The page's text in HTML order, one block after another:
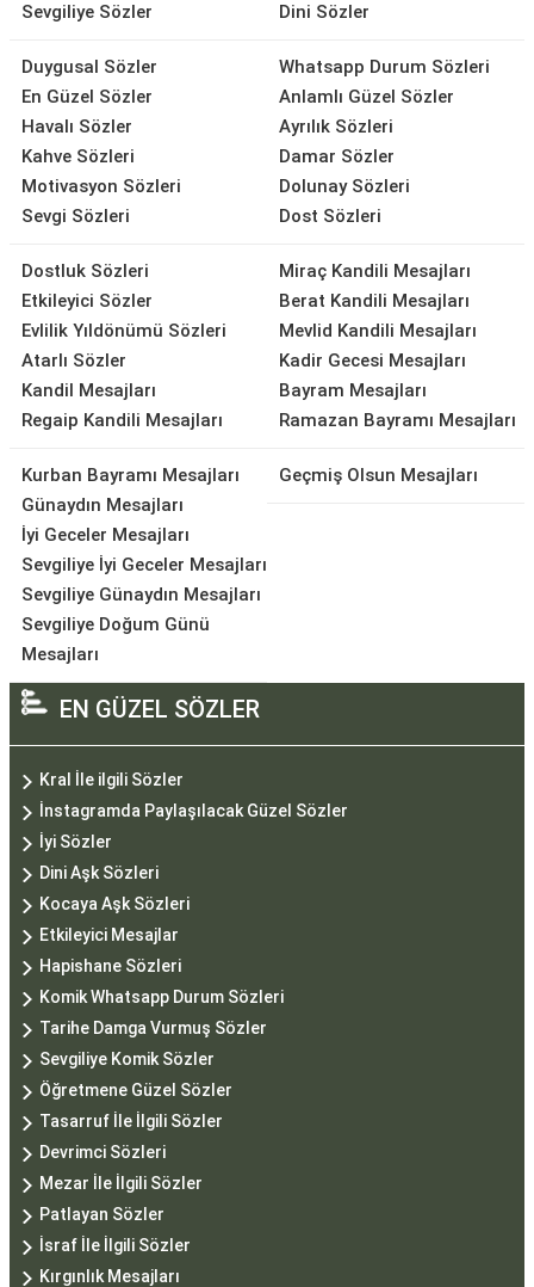
Sevgiliye Sözler
Dini Sözler
Duygusal Sözler
En Güzel Sözler
Havalı Sözler
Kahve Sözleri
Motivasyon Sözleri
Sevgi Sözleri
Whatsapp Durum Sözleri
Anlamlı Güzel Sözler
Ayrılık Sözleri
Damar Sözler
Dolunay Sözleri
Dost Sözleri
Dostluk Sözleri
Etkileyici Sözler
Evlilik Yıldönümü Sözleri
Atarlı Sözler
Kandil Mesajları
Regaip Kandili Mesajları
Miraç Kandili Mesajları
Berat Kandili Mesajları
Mevlid Kandili Mesajları
Kadir Gecesi Mesajları
Bayram Mesajları
Ramazan Bayramı Mesajları
Kurban Bayramı Mesajları
Günaydın Mesajları
İyi Geceler Mesajları
Sevgiliye İyi Geceler Mesajları
Sevgiliye Günaydın Mesajları
Sevgiliye Doğum Günü
Mesajları
Geçmiş Olsun Mesajları
EN GÜZEL SÖZLER
Kral İle ilgili Sözler
İnstagramda Paylaşılacak Güzel Sözler
İyi Sözler
Dini Aşk Sözleri
Kocaya Aşk Sözleri
Etkileyici Mesajlar
Hapishane Sözleri
Komik Whatsapp Durum Sözleri
Tarihe Damga Vurmuş Sözler
Sevgiliye Komik Sözler
Öğretmene Güzel Sözler
Tasarruf İle İlgili Sözler
Devrimci Sözleri
Mezar İle İlgili Sözler
Patlayan Sözler
İsraf İle İlgili Sözler
Kırgınlık Mesajları